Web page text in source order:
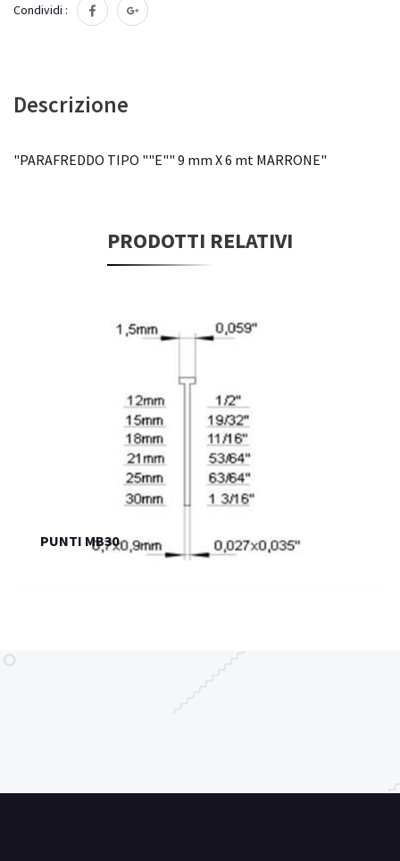
Condividi :
Descrizione
"PARAFREDDO TIPO ""E"" 9 mm X 6 mt MARRONE"
PRODOTTI RELATIVI
PUNTI MB30